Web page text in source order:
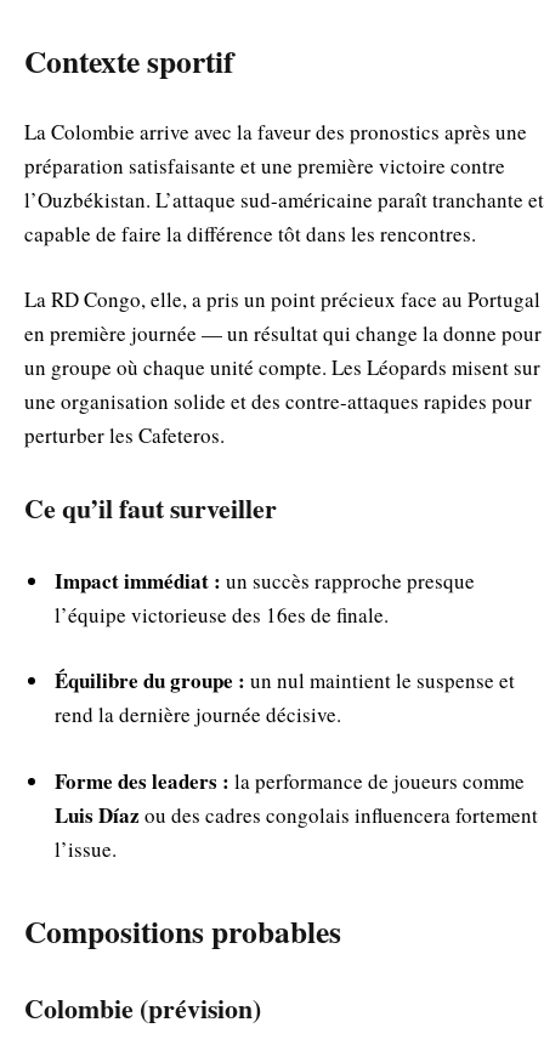
Contexte sportif
La Colombie arrive avec la faveur des pronostics après une
préparation satisfaisante et une première victoire contre
l’Ouzbékistan. L’attaque sud-américaine paraît tranchante et
capable de faire la différence tôt dans les rencontres.
La RD Congo, elle, a pris un point précieux face au Portugal
en première journée — un résultat qui change la donne pour
un groupe où chaque unité compte. Les Léopards misent sur
une organisation solide et des contre-attaques rapides pour
perturber les Cafeteros.
Ce qu’il faut surveiller
Impact immédiat : un succès rapproche presque
l’équipe victorieuse des 16es de finale.
Équilibre du groupe : un nul maintient le suspense et
rend la dernière journée décisive.
Forme des leaders : la performance de joueurs comme
Luis Díaz ou des cadres congolais influencera fortement
l’issue.
Compositions probables
Colombie (prévision)